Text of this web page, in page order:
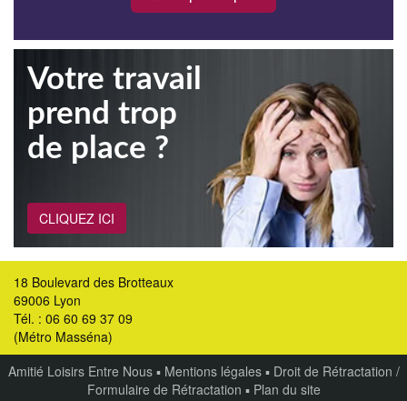
Votre travail
prend trop
de place ?
CLIQUEZ ICI
18 Boulevard des Brotteaux
69006 Lyon
Tél. : 06 60 69 37 09
(Métro Masséna)
Amitié Loisirs Entre Nous▪ Mentions légales▪ Droit de Rétractation /
Formulaire de Rétractation ▪ Plan du site